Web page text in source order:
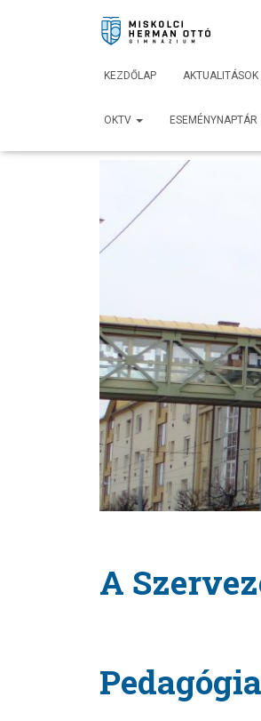
KEZDŐLAP AKTUALITÁSOK
OKTV ESEMÉNYNAPTÁR
A